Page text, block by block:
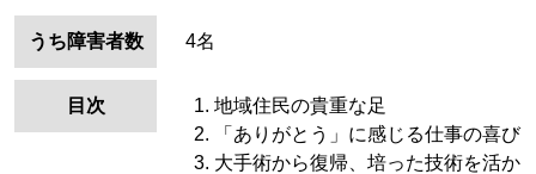
うち障害者数 4名
目次
地域住民の貴重な足
「ありがとう」に感じる仕事の喜び
大手術から復帰、培った技術を活か